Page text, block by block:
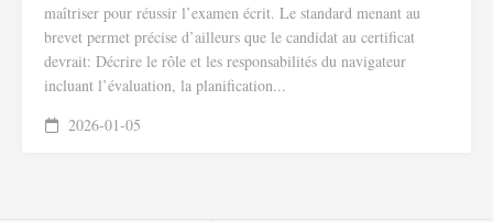
maîtriser pour réussir l’examen écrit. Le standard menant au
brevet permet précise d’ailleurs que le candidat au certificat
devrait: Décrire le rôle et les responsabilités du navigateur
incluant l’évaluation, la planification...
2026-01-05